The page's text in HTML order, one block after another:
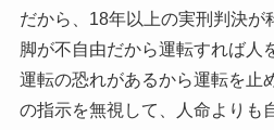
だから、18年以上の実刑判決が
脚が不自由だから運転すれば人
運転の恐れがあるから運転を止
の指示を無視して、人命よりも